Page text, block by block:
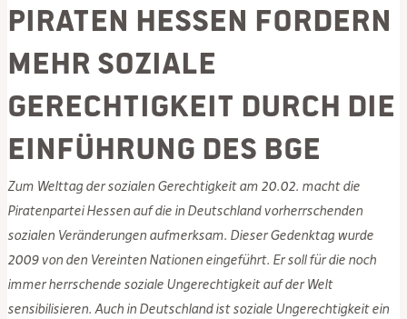
PIRATEN Hessen fordern
mehr soziale
Gerechtigkeit durch die
Einführung des BGE
Zum Welttag der sozialen Gerechtigkeit am 20.02. macht die
Piratenpartei Hessen auf die in Deutschland vorherrschenden
sozialen Veränderungen aufmerksam. Dieser Gedenktag wurde
2009 von den Vereinten Nationen eingeführt. Er soll für die noch
immer herrschende soziale Ungerechtigkeit auf der Welt
sensibilisieren. Auch in Deutschland ist soziale Ungerechtigkeit ein